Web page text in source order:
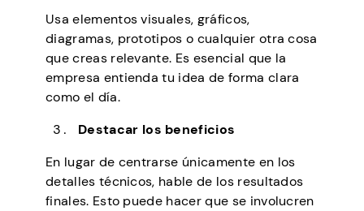
Usa elementos visuales, gráficos,
diagramas, prototipos o cualquier otra cosa
que creas relevante. Es esencial que la
empresa entienda tu idea de forma clara
como el día.
Destacar los beneficios
En lugar de centrarse únicamente en los
detalles técnicos, hable de los resultados
finales. Esto puede hacer que se involucren